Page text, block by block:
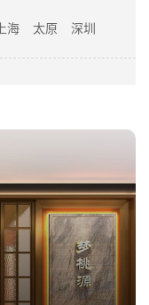
上海 太原 深圳